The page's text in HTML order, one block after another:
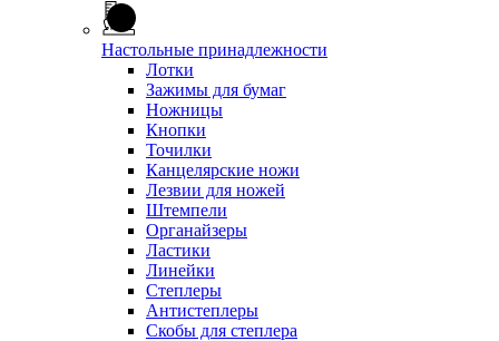
Настольные принадлежности
Лотки
Зажимы для бумаг
Ножницы
Кнопки
Точилки
Канцелярские ножи
Лезвии для ножей
Штемпели
Органайзеры
Ластики
Линейки
Степлеры
Антистеплеры
Скобы для степлера